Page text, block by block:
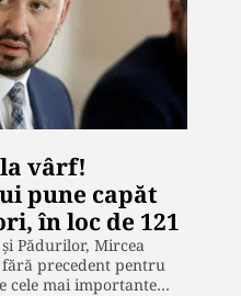
vârf!
pune capăt
în loc de 121
Pădurilor, Mircea
precedent pentru
cele mai importante…